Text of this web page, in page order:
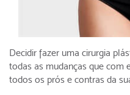
Decidir fazer uma cirurgia
todas as mudanças que com
todos os prós e contras da